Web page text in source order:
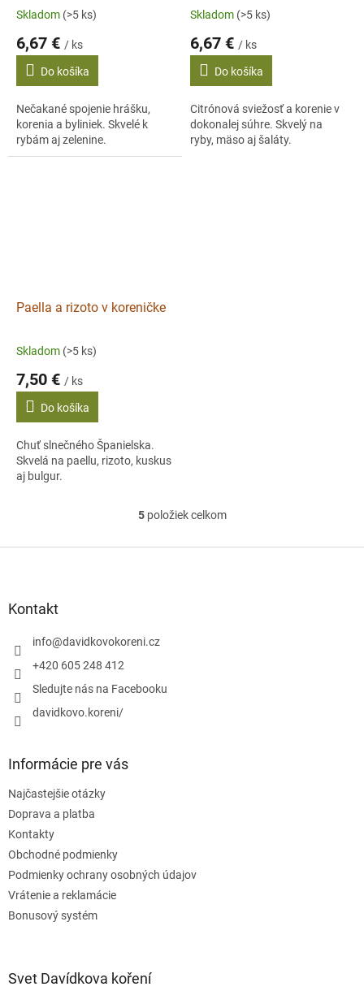
Skladom (>5 ks)
6,67 € / ks
Do košíka
Nečakané spojenie hrášku,
korenia a byliniek. Skvelé k
rybám aj zelenine.
Skladom (>5 ks)
6,67 € / ks
Do košíka
Citrónová sviežosť a korenie v
dokonalej súhre. Skvelý na
ryby, mäso aj šaláty.
Paella a rizoto v koreničke
Skladom (>5 ks)
7,50 € / ks
Do košíka
Chuť slnečného Španielska.
Skvelá na paellu, rizoto, kuskus
aj bulgur.
O
l
5položiek celkom
Kontakt
info@davidkovokoreni.cz
+420 605 248 412
Sledujte nás na Facebooku
davidkovo.koreni/
Informácie pre vás
Najčastejšie otázky
Doprava a platba
Kontakty
Obchodné podmienky
Podmienky ochrany osobných údajov
Vrátenie a reklamácie
Bonusový systém
Svet Davídkova koření